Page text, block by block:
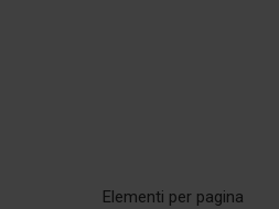
Elementi per pagina